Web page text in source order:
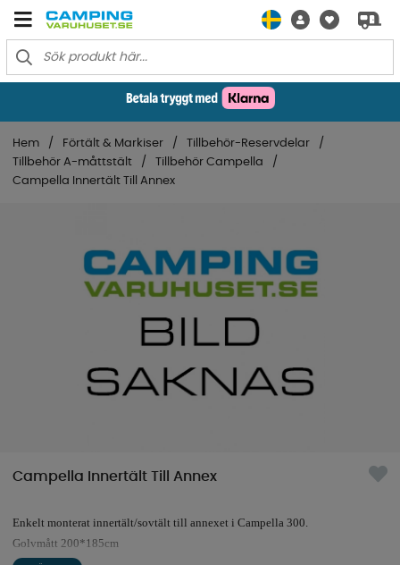
Hem Förtält & Markiser
Tillbehör-Reservdelar
Tillbehör A-måttstält
Tillbehör Campella
Campella Innertält Till Annex
Campella Innertält Till Annex
Enkelt monterat innertält/sovtält till annexet i Campella 300.
Golvmått 200*185cm